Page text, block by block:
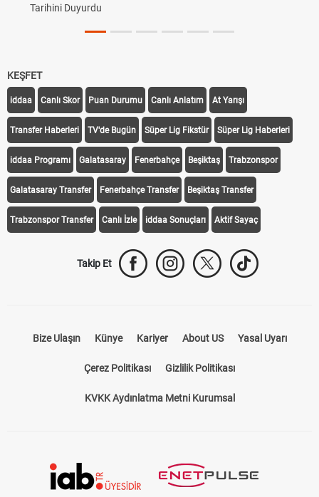
Tarihini Duyurdu
KEŞFET
iddaa Canlı Skor Puan Durumu Canlı Anlatım At Yarışı
Transfer Haberleri TV'de Bugün Süper Lig Fikstür Süper Lig Haberleri
iddaa Programı Galatasaray Fenerbahçe Beşiktaş Trabzonspor
Galatasaray Transfer Fenerbahçe Transfer Beşiktaş Transfer
Trabzonspor Transfer Canlı İzle iddaa Sonuçları Aktif Sayaç
Takip Et
Bize Ulaşın Künye Kariyer About US Yasal Uyarı
Çerez Politikası Gizlilik Politikası
KVKK Aydınlatma Metni Kurumsal